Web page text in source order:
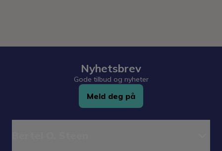
Nyhetsbrev
Gode tilbud og nyheter
Meld deg på